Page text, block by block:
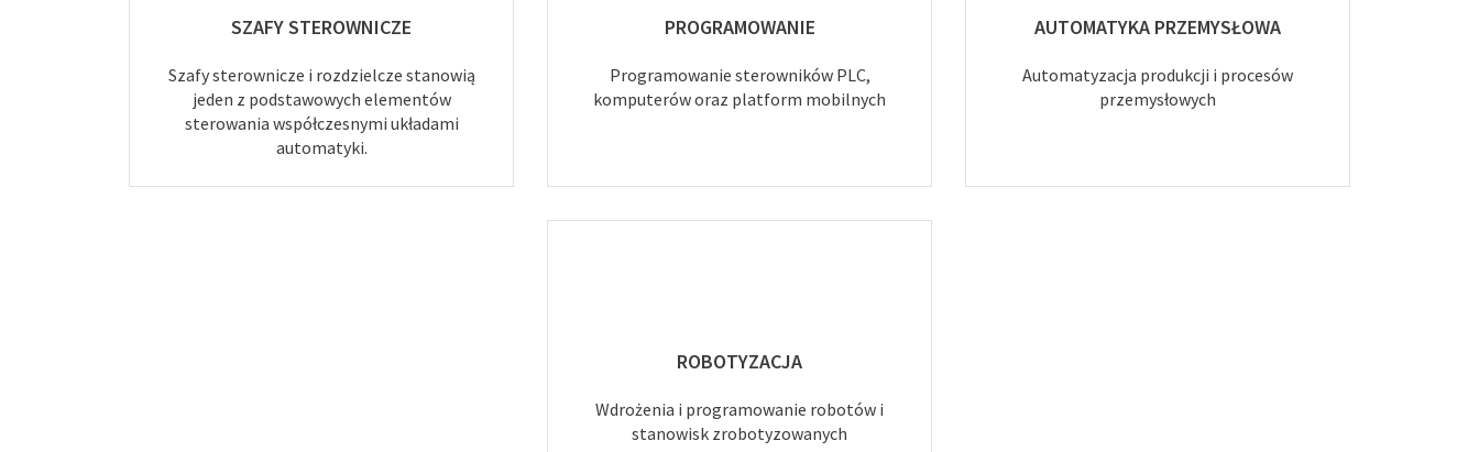
SZAFY STEROWNICZE
Szafy sterownicze i rozdzielcze stanowią
jeden z podstawowych elementów
sterowania współczesnymi układami
automatyki.
PROGRAMOWANIE
Programowanie sterowników PLC,
komputerów oraz platform mobilnych
AUTOMATYKA PRZEMYSŁOWA
Automatyzacja produkcji i procesów
przemysłowych
ROBOTYZACJA
Wdrożenia i programowanie robotów i
stanowisk zrobotyzowanych